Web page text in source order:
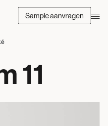
Sample aanvragen
11